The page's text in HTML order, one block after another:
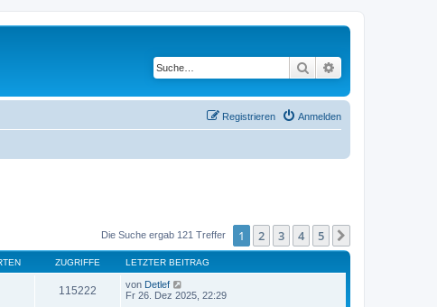
Suche
Anmelden
Registrieren
Die Suche ergab 121 Treffer 1 2 3 4 5
ZUGRIFFE LETZTER BEITRAG
115222 von Detlef
Fr 26. Dez 2025, 22:29